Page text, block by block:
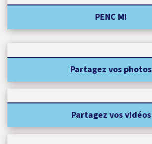
PENC MI
Partagez vos photos
Partagez vos vidéos